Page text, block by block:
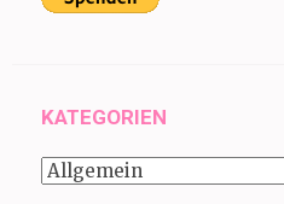
KATEGORIEN
Kategorien